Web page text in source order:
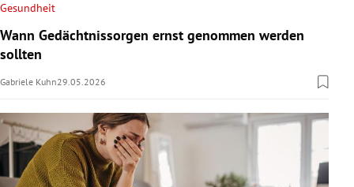
Gesundheit
Wann Gedächtnissorgen ernst genommen werden
sollten
Gabriele Kuhn29.05.2026